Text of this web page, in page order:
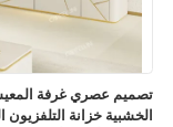
تصميم عصري غرفة
الخشبية خزانة التلفزيون